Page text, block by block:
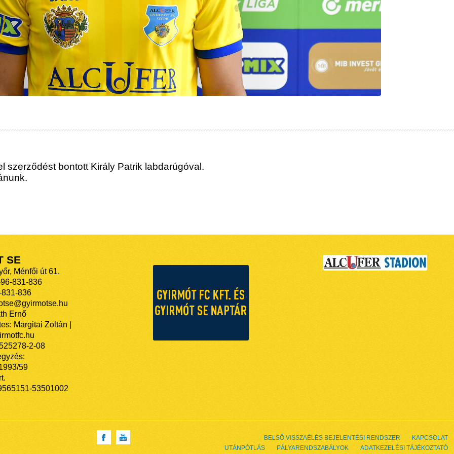
bontott Király Patrik labdarúgóval.
SE
Ménfői út 61.
831-836
836
Ernő
Margitai Zoltán |
2-08
59
53501002
BELSŐ VISSZAÉLÉS BEJELENTÉSI RENDSZER
KAPCSOLAT
UTÁNPÓTLÁS
PÁLYARENDSZABÁLYOK ADATKEZELÉSI TÁJÉKOZTATÓ